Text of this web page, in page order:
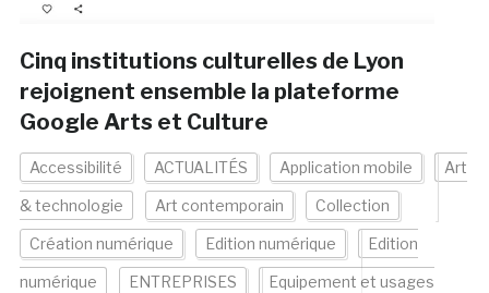
Cinq institutions culturelles de Lyon
rejoignent ensemble la plateforme
Google Arts et Culture
Accessibilité ACTUALITÉS Application mobile Art
& technologie Art contemporain Collection
Création numérique Edition numérique Edition
numérique ENTREPRISES Equipement et usages